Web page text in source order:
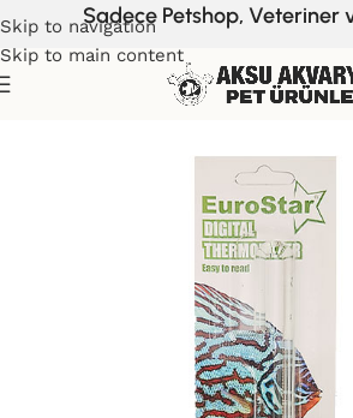
Skip to navigation
Skip to main content
Sadece Petshop, Veteriner